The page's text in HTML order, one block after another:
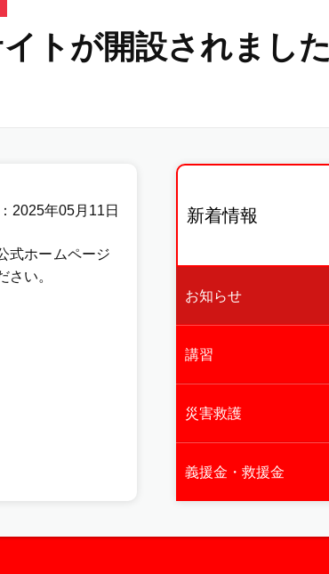
トが開設されました
2025年05月11日
式ホームページ
い。
新着情報
お知らせ
講習
災害救護
義援金・救援金